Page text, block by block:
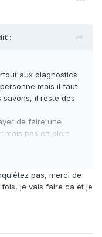
:
aux diagnostics
mais il faut
savons, il reste des
de faire une
mais pas en plein
que tu peux le peser
pas, merci de
je vais faire ca et je